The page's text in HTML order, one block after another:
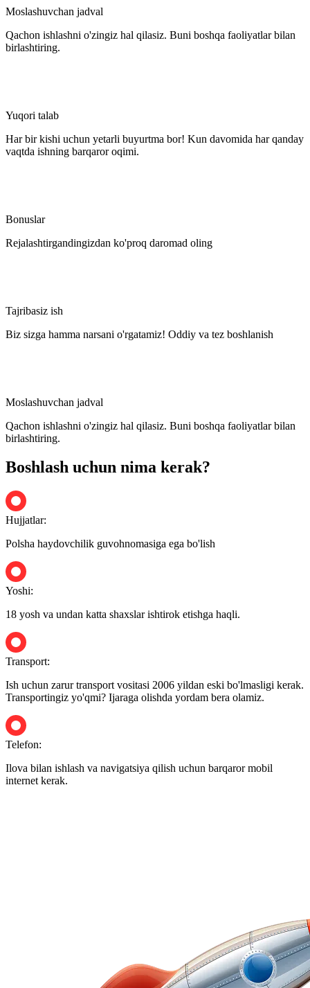
Moslashuvchan jadval
Qachon ishlashni o'zingiz hal qilasiz. Buni boshqa faoliyatlar bilan
birlashtiring.
Yuqori talab
Har bir kishi uchun yetarli buyurtma bor! Kun davomida har qanday
vaqtda ishning barqaror oqimi.
Bonuslar
Rejalashtirgandingizdan ko'proq daromad oling
Tajribasiz ish
Biz sizga hamma narsani o'rgatamiz! Oddiy va tez boshlanish
Moslashuvchan jadval
Qachon ishlashni o'zingiz hal qilasiz. Buni boshqa faoliyatlar bilan
birlashtiring.
Boshlash uchun nima kerak?
Hujjatlar:
Polsha haydovchilik guvohnomasiga ega bo'lish
Yoshi:
18 yosh va undan katta shaxslar ishtirok etishga haqli.
Transport:
Ish uchun zarur transport vositasi 2006 yildan eski bo'lmasligi kerak.
Transportingiz yo'qmi? Ijaraga olishda yordam bera olamiz.
Telefon:
Ilova bilan ishlash va navigatsiya qilish uchun barqaror mobil
internet kerak.